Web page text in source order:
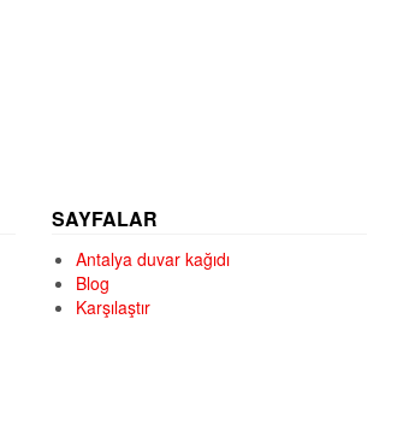
SAYFALAR
Antalya duvar kağıdı
Blog
Karşılaştır